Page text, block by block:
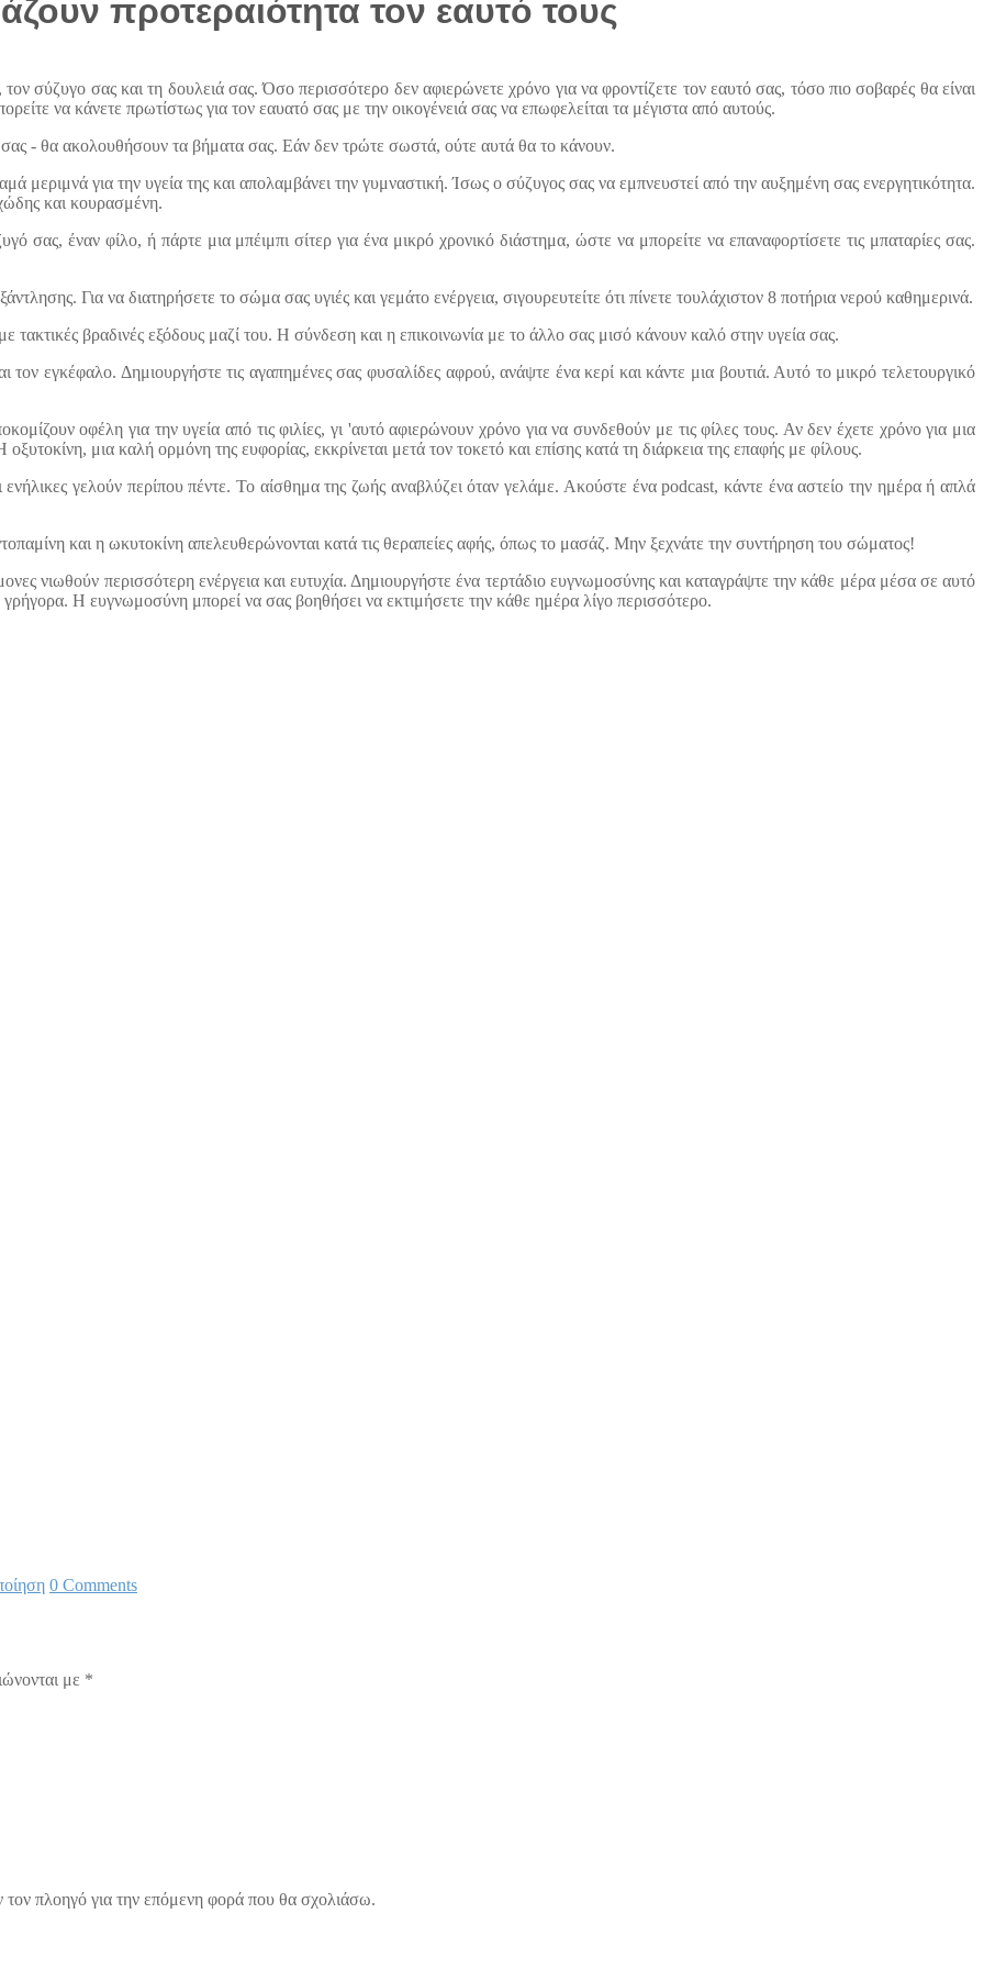
προτεραιότητα τον εαυτό τους
σύζυγο σας και τη δουλειά σας. Όσο περισσότερο δεν αφιερώνετε χρόνο για να φροντίζετε τον εαυτό σας, τόσο πιο σοβαρές θα είναι
να κάνετε πρωτίστως για τον εαυατό σας με την οικογένειά σας να επωφελείται τα μέγιστα από αυτούς.
σας - θα ακολουθήσουν τα βήματα σας. Εάν δεν τρώτε σωστά, ούτε αυτά θα το κάνουν.
μεριμνά για την υγεία της και απολαμβάνει την γυμναστική. Ίσως ο σύζυγος σας να εμπνευστεί από την αυξημένη σας ενεργητικότητα.
και κουρασμένη.
σας, έναν φίλο, ή πάρτε μια μπέιμπι σίτερ για ένα μικρό χρονικό διάστημα, ώστε να μπορείτε να επαναφορτίσετε τις μπαταρίες σας.
Για να διατηρήσετε το σώμα σας υγιές και γεμάτο ενέργεια, σιγουρευτείτε ότι πίνετε τουλάχιστον 8 ποτήρια νερού καθημερινά.
τακτικές βραδινές εξόδους μαζί του. Η σύνδεση και η επικοινωνία με το άλλο σας μισό κάνουν καλό στην υγεία σας.
τον εγκέφαλο. Δημιουργήστε τις αγαπημένες σας φυσαλίδες αφρού, ανάψτε ένα κερί και κάντε μια βουτιά. Αυτό το μικρό τελετουργικό
οφέλη για την υγεία από τις φιλίες, γι 'αυτό αφιερώνουν χρόνο για να συνδεθούν με τις φίλες τους. Αν δεν έχετε χρόνο για μια
μια καλή ορμόνη της ευφορίας, εκκρίνεται μετά τον τοκετό και επίσης κατά τη διάρκεια της επαφής με φίλους.
γελούν περίπου πέντε. Το αίσθημα της ζωής αναβλύζει όταν γελάμε. Ακούστε ένα podcast, κάντε ένα αστείο την ημέρα ή απλά
και η ωκυτοκίνη απελευθερώνονται κατά τις θεραπείες αφής, όπως το μασάζ. Μην ξεχνάτε την συντήρηση του σώματος!
νιωθούν περισσότερη ενέργεια και ευτυχία. Δημιουργήστε ένα τερτάδιο ευγνωμοσύνης και καταγράψτε την κάθε μέρα μέσα σε αυτό
Η ευγνωμοσύνη μπορεί να σας βοηθήσει να εκτιμήσετε την κάθε ημέρα λίγο περισσότερο.
0 Comments
με *
πλοηγό για την επόμενη φορά που θα σχολιάσω.